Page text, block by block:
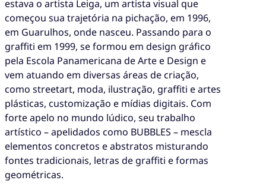
estava o artista Leiga, um artista visual que
começou sua trajetória na pichação, em 1996,
em Guarulhos, onde nasceu. Passando para o
graffiti em 1999, se formou em design gráfico
pela Escola Panamericana de Arte e Design e
vem atuando em diversas áreas de criação,
como streetart, moda, ilustração, graffiti e artes
plásticas, customização e mídias digitais. Com
forte apelo no mundo lúdico, seu trabalho
artístico – apelidados como BUBBLES – mescla
elementos concretos e abstratos misturando
fontes tradicionais, letras de graffiti e formas
geométricas.